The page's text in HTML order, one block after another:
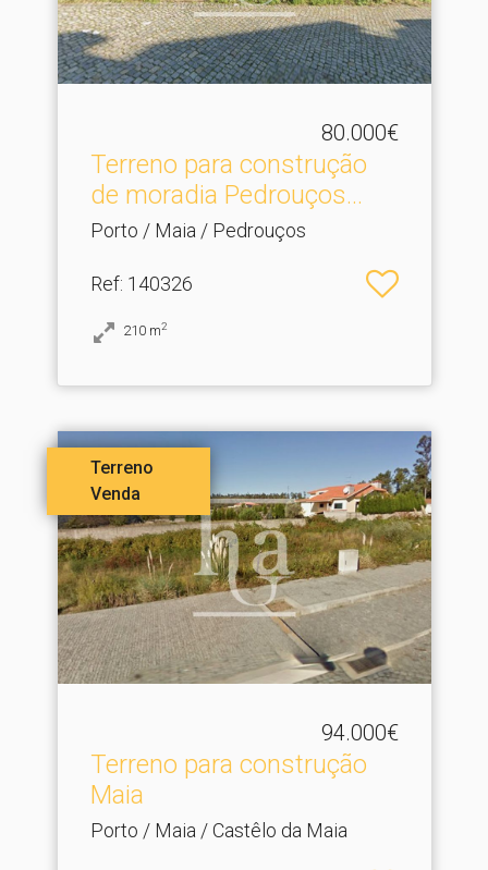
80.000€
Terreno para construção
de moradia Pedrouços.​..
Porto / Maia / Pedrouços
Ref: 140326
210 m2
Terreno
Venda
94.000€
Terreno para construção
Maia
Porto / Maia / Castêlo da Maia